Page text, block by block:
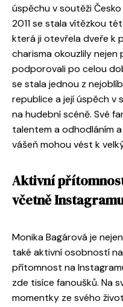
úspěchu v soutěži
2011 se stala vítězkou
která ji otevřela dveře k
charisma okouzlily
podporovali po celou
se stala jednou z
republice a její úspěch v
na hudební scéně. Své
talentem a odhodláním
vášeň mohou vést k
Aktivní
včetně
Monika Bagárová je
také aktivní osobností
přítomnost na
zde tisíce fanoušků. Na
momentky ze svého